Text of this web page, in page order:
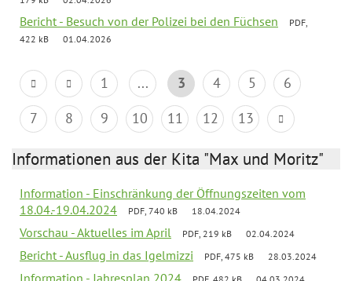
Bericht - Besuch von der Polizei bei den Füchsen
PDF,
422 kB
01.04.2026
1 ... 3 4 5
6
7
8 9 10 11 12 13
Informationen aus der Kita "Max und Moritz"
Information - Einschränkung der Öffnungszeiten vom
18.04.-19.04.2024
PDF, 740 kB 18.04.2024
Vorschau - Aktuelles im April PDF, 219 kB 02.04.2024
Bericht - Ausflug in das Igelmizzi PDF, 475 kB 28.03.2024
Information - Jahresplan 2024